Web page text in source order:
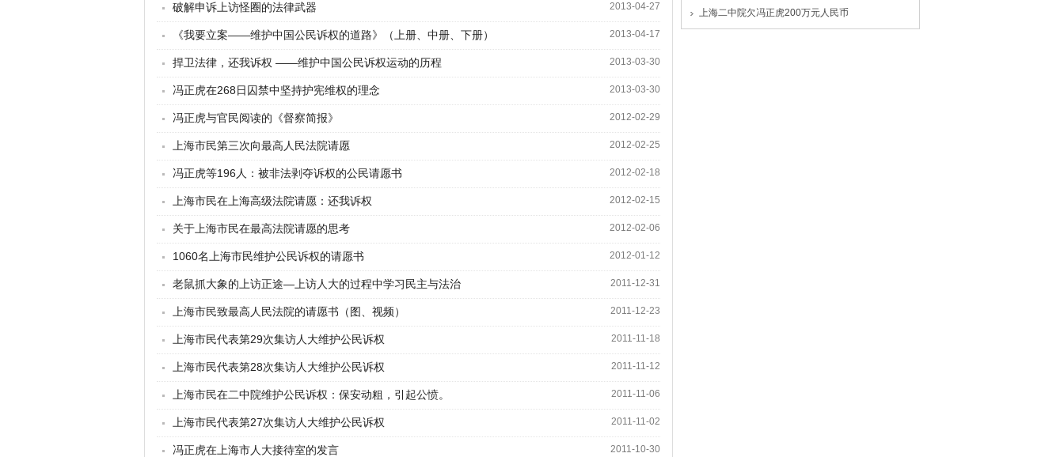
破解申诉上访怪圈的法律武器 2013-04-27
《我要立案——维护中国公民诉权的道路》（上册、中册、下册） 2013-04-17
捍卫法律，还我诉权 ——维护中国公民诉权运动的历程 2013-03-30
冯正虎在268日囚禁中坚持护宪维权的理念 2013-03-30
冯正虎与官民阅读的《督察简报》 2012-02-29
上海市民第三次向最高人民法院请愿 2012-02-25
冯正虎等196人：被非法剥夺诉权的公民请愿书 2012-02-18
上海市民在上海高级法院请愿：还我诉权 2012-02-15
关于上海市民在最高法院请愿的思考 2012-02-06
1060名上海市民维护公民诉权的请愿书 2012-01-12
老鼠抓大象的上访正途—上访人大的过程中学习民主与法治 2011-12-31
上海市民致最高人民法院的请愿书（图、视频） 2011-12-23
上海市民代表第29次集访人大维护公民诉权 2011-11-18
上海市民代表第28次集访人大维护公民诉权 2011-11-12
上海市民在二中院维护公民诉权：保安动粗，引起公愤。 2011-11-06
上海市民代表第27次集访人大维护公民诉权 2011-11-02
冯正虎在上海市人大接待室的发言 2011-10-30
上海二中院欠冯正虎200万元人民币